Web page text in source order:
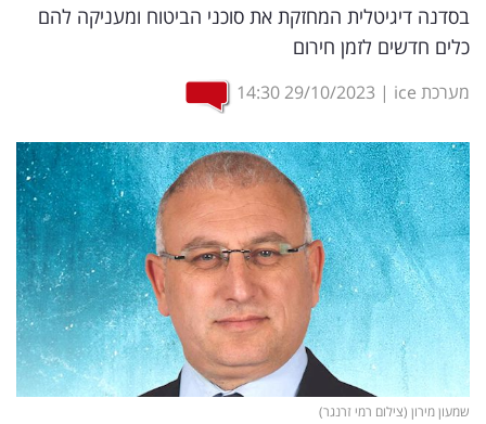
שיווק
ופרסום
משפט
מדדים
ומחקרים
דעות
רכילות
עסקית
קריפטו
בסדנה דיגיטלית המחזקת את סוכני הביטוח ומעניקה להם
כלים חדשים לזמן חירום
מערכת ice |
29/10/2023
14:30
שמעון מירון (צילום רמי זרנגר)